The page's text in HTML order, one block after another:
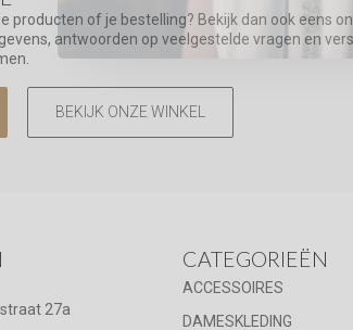
producten of je bestelling? Bekijk dan ook eens
antwoorden op veelgestelde vragen en
BEKIJK ONZE WINKEL
27a
CATEGORIEËN
ACCESSOIRES
DAMESKLEDING